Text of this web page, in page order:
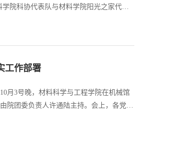
院科协代表队与材料学院阳光之家代表
为各自的队伍加油助威，哨子声、呐喊声
工作部署
月3号晚，材料科学与工程学院在机械馆
院团委负责人许通陆主持。会上，各党支
出的“共同作为，共克时艰，共同维护